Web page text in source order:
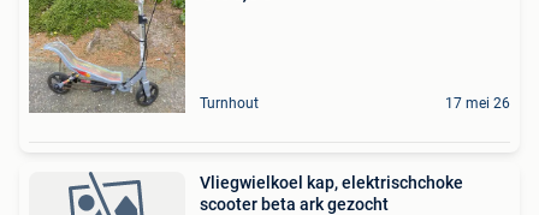
Turnhout 17 mei 26
Vliegwielkoel kap, elektrischchoke
scooter beta ark gezocht